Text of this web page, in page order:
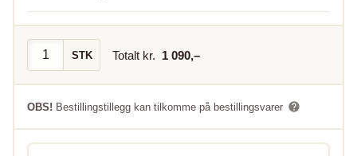
STK Totalt kr. 1 090,–
OBS! Bestillingstillegg kan tilkomme på bestillingsvarer